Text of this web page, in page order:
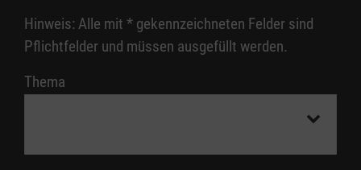
Hinweis: Alle mit * gekennzeichneten Felder sind
Pflichtfelder und müssen ausgefüllt werden.
Thema